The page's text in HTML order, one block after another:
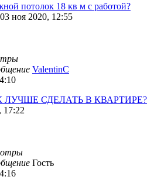
потолок 18 кв м с работой?
03 ноя 2020, 12:55
ValentinC
СДЕЛАТЬ В КВАРТИРЕ?
17:22
Гость